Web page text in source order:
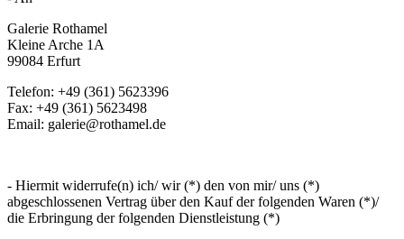
Galerie Rothamel
Kleine Arche 1A
99084 Erfurt
Telefon: +49 (361) 5623396
Fax: +49 (361) 5623498
Email: galerie@rothamel.de
- Hiermit widerrufe(n) ich/ wir (*) den von mir/ uns (*)
abgeschlossenen Vertrag über den Kauf der folgenden Waren (*)/
die Erbringung der folgenden Dienstleistung (*)